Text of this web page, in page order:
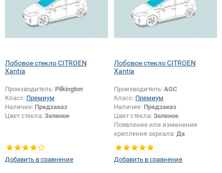
Лобовое стекло CITROEN
Xantia
Производитель: Pilkington
Класс: Премиум
Наличие: Предзаказ
Цвет стекла: Зеленое
Добавить в сравнение
Лобовое стекло CITROEN
Xantia
Производитель:AGC
Класс: Премиум
Наличие: Предзаказ
Цвет стекла:Зеленое
Появление или изменение
крепления зеркала:Да
Добавить в сравнение